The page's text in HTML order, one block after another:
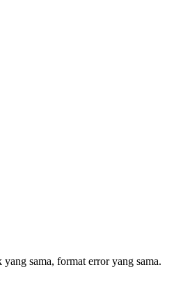
sama, format error yang sama.